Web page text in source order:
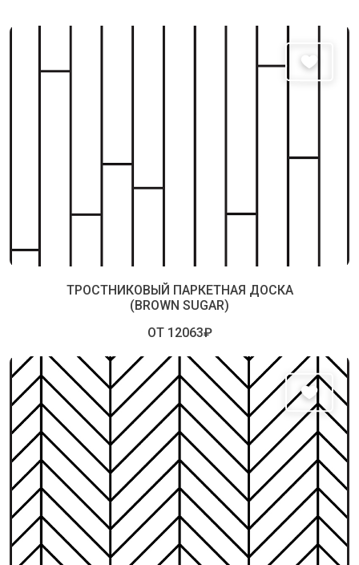
ТРОСТНИКОВЫЙ ПАРКЕТНАЯ ДОСКА
(BROWN SUGAR)
ОТ 12063₽